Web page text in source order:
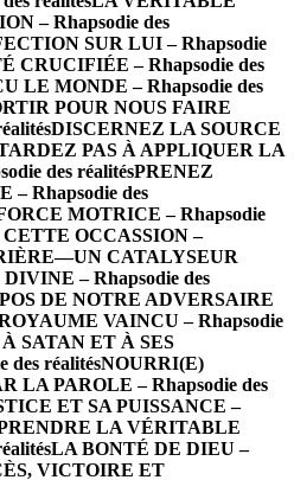
– Rhapsodie des
SUR LUI – Rhapsodie
CRUCIFIÉE – Rhapsodie des
LE MONDE – Rhapsodie des
POUR NOUS FAIRE
DISCERNEZ LA SOURCE
PAS À APPLIQUER LA
des réalitésPRENEZ
– Rhapsodie des
MOTRICE – Rhapsodie
OCCASSION –
CATALYSEUR
– Rhapsodie des
DE NOTRE ADVERSAIRE
VAINCU – Rhapsodie
SATAN ET À SES
des réalitésNOURRI(E)
LA PAROLE – Rhapsodie des
ET SA PUISSANCE –
LA VÉRITABLE
LA BONTÉ DE DIEU –
VICTOIRE ET